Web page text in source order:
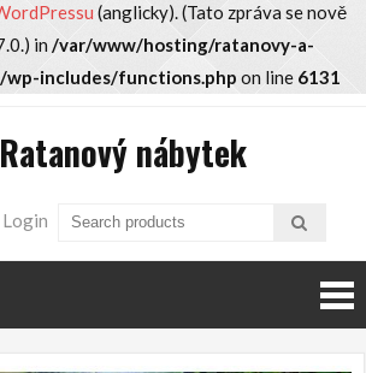
(anglicky). (Tato zpráva se nově
in/var/www/hosting/ratanovy-a-
wp-includes/functions.php on line 6131
Ratanový nábytek
Login